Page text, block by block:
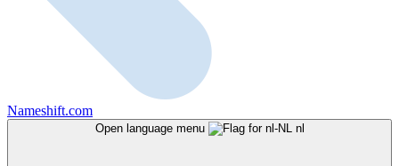
Nameshift.com
Open language menu nl